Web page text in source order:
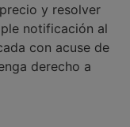
y resolver
notificación al
con acuse de
derecho a